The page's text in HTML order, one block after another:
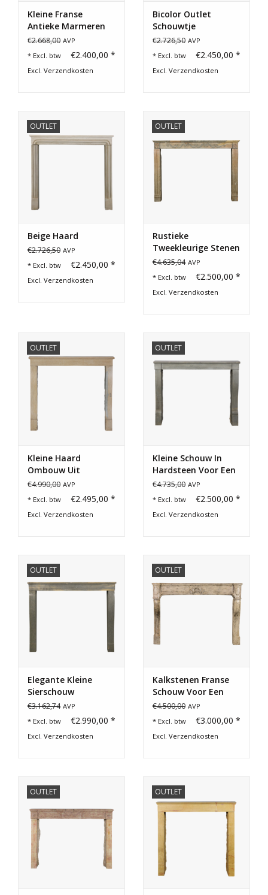
Kleine Franse
Antieke Marmeren
Sierschouw
€2.668,00 AVP
€2.400,00 *
* Excl. btw
Excl. Verzendkosten
Bicolor Outlet
Schouwtje
€2.726,50 AVP
€2.450,00 *
* Excl. btw
Excl. Verzendkosten
OUTLET
Beige Haard
€2.726,50 AVP
€2.450,00 *
* Excl. btw
Excl. Verzendkosten
OUTLET
Rustieke
Tweekleurige Stenen
Sierschouw
€4.635,04 AVP
€2.500,00 *
* Excl. btw
Excl. Verzendkosten
OUTLET
Kleine Haard
Ombouw Uit
Frankrijk
€4.990,00 AVP
€2.495,00 *
* Excl. btw
Excl. Verzendkosten
OUTLET
Kleine Schouw In
Hardsteen Voor Een
Leuk Budget
€4.735,00 AVP
€2.500,00 *
* Excl. btw
Excl. Verzendkosten
OUTLET
Elegante Kleine
Sierschouw
€3.162,74 AVP
€2.990,00 *
* Excl. btw
Excl. Verzendkosten
OUTLET
Kalkstenen Franse
Schouw Voor Een
Zacht Prijsje
€4.500,00 AVP
€3.000,00 *
* Excl. btw
Excl. Verzendkosten
OUTLET OUTLET